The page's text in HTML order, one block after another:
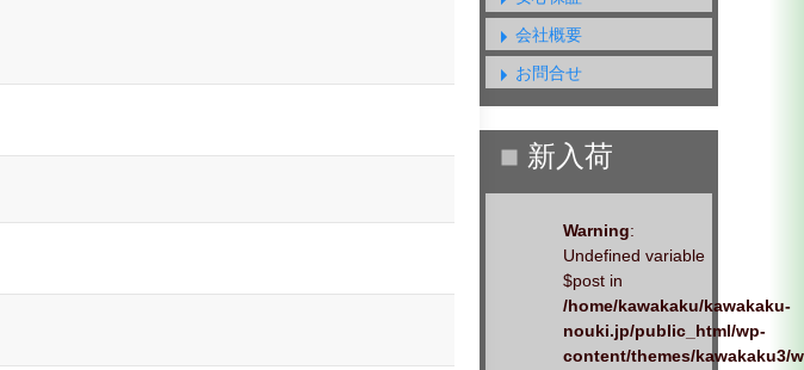
会社概要
お問合せ
Warning:
Undefined variable
$post in
/home/kawakaku/kawakaku-
nouki.jp/public_html/wp-
content/themes/kawakaku3/